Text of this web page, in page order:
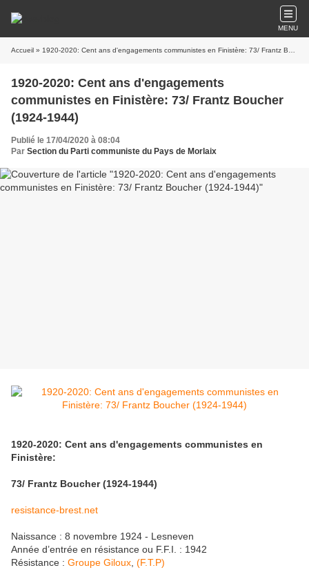
MENU
Accueil » 1920-2020: Cent ans d'engagements communistes en Finistère: 73/ Frantz Boucher (1924-1944)
1920-2020: Cent ans d'engagements
communistes en Finistère: 73/ Frantz Boucher
(1924-1944)
Publié le 17/04/2020 à 08:04
Par Section du Parti communiste du Pays de Morlaix
1920-2020: Cent ans d'engagements communistes en
Finistère:
73/ Frantz Boucher (1924-1944)
resistance-brest.net
Naissance : 8 novembre 1924 - Lesneven
Année d’entrée en résistance ou F.F.I. : 1942
Résistance : Groupe Giloux (F.T.P)